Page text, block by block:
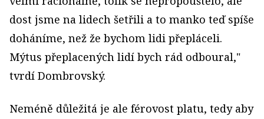
dost jsme na lidech šetřili a to manko teď spíše
doháníme, než že bychom lidi přepláceli.
Mýtus přeplacených lidí bych rád odboural,"
tvrdí Dombrovský.
Neméně důležitá je ale férovost platu, tedy aby